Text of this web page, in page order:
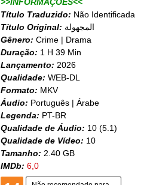
Título Traduzido: Não Identificada
Título Original: المجهولة
Gênero: Crime | Drama
Duração: 1 H 39 Min
Lançamento: 2026
Qualidade: WEB-DL
Formato: MKV
Áudio: Português | Árabe
Legenda: PT-BR
Qualidade de Áudio: 10 (5.1)
Qualidade de Vídeo: 10
Tamanho: 2.40 GB
IMDb: 6,0